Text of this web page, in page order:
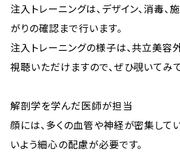
注入トレーニングは、デザイン、消毒、
がりの確認まで行います。
注入トレーニングの様子は、共立美容
視聴いただけますので、ぜひ覗いてみて
解剖学を学んだ医師が担当
顔には、多くの血管や神経が密集して
いよう細心の配慮が必要です。